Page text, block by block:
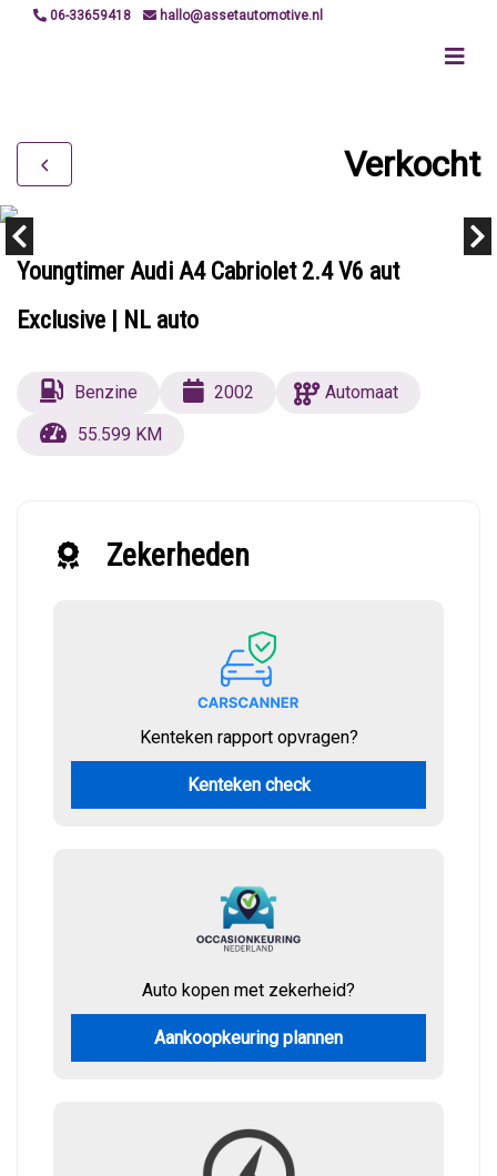
06-33659418 hallo@assetautomotive.nl
Verkocht
Youngtimer Audi A4 Cabriolet 2.4 V6 aut
Exclusive | NL auto
Benzine 2002
Automaat
55.599 KM
Zekerheden
Kenteken rapport opvragen?
Kenteken check
Auto kopen met zekerheid?
Aankoopkeuring plannen